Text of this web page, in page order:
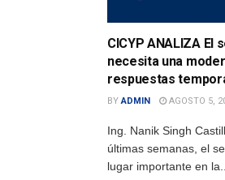
CICYP ANALIZA
necesita una
respuestas
BY ADMIN AGOSTO 5,
Ing. Nanik Singh
últimas semanas, el
lugar importante en la...